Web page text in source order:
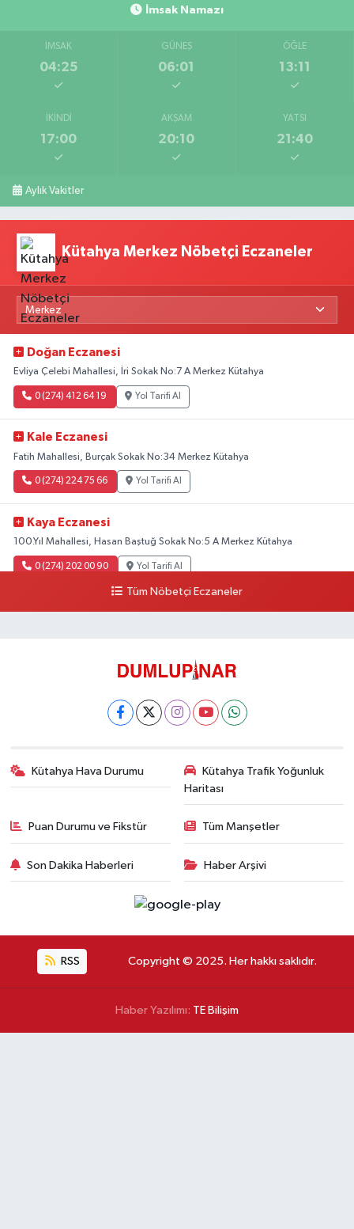
İmsak Namazı
İMSAK
04:25
GÜNEŞ
06:01
ÖĞLE
13:11
İKINDI
17:00
AKŞAM
20:10
YATSI
21:40
Aylık Vakitler
Kütahya Merkez Nöbetçi Eczaneler
Doğan Eczanesi
Evliya Çelebi Mahallesi, İri Sokak No:7 A Merkez Kütahya
0 (274) 412 64 19 Yol Tarifi Al
Kale Eczanesi
Fatih Mahallesi, Burçak Sokak No:34 Merkez Kütahya
0 (274) 224 75 66 Yol Tarifi Al
Kaya Eczanesi
100.Yıl Mahallesi, Hasan Baştuğ Sokak No:5 A Merkez Kütahya
0 (274) 202 00 90 Yol Tarifi Al
Tüm Nöbetçi Eczaneler
Kütahya Hava Durumu
Kütahya Trafik Yoğunluk
Haritası
Puan Durumu ve Fikstür Tüm Manşetler
Son Dakika Haberleri Haber Arşivi
RSS Copyright © 2025. Her hakkı saklıdır.
Haber Yazılımı: TE Bilişim